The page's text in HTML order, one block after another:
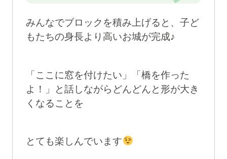
みんなでブロックを積み上げると、子ど
もたちの身長より高いお城が完成♪
「ここに窓を付けたい」「橋を作った
よ！」と話しながらどんどんと形が大き
くなることを
とても楽しんでいます